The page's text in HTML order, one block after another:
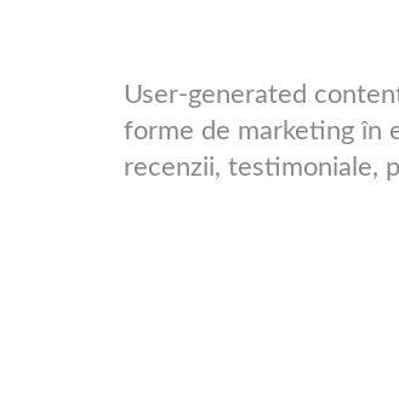
User-generated
forme de marketing în
recenzii, testimoniale,